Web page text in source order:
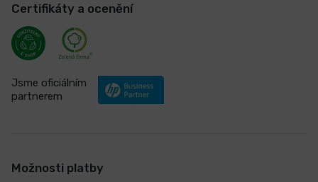
Certifikáty a ocenění
Jsme oficiálním
partnerem
Možnosti platby